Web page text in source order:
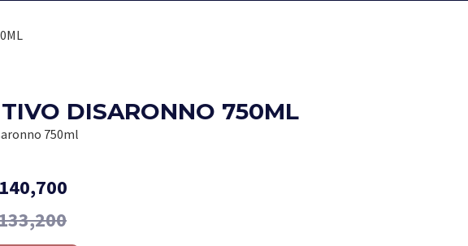
DISARONNO 750ML
750ml
140,700